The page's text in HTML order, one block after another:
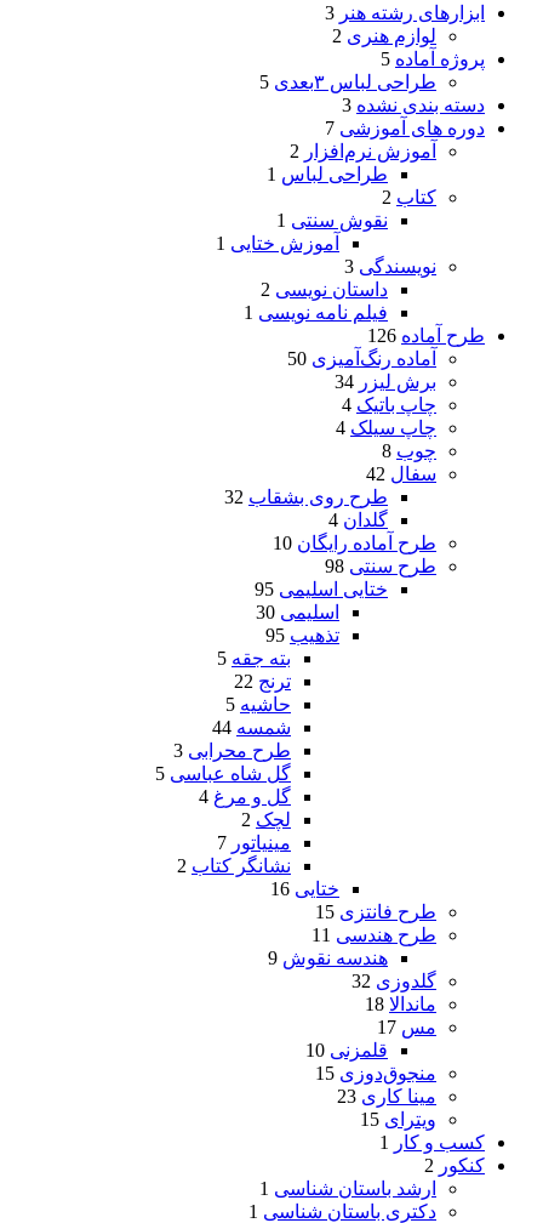
ابزارهای رشته هنر 3
لوازم هنری 2
پروژه آماده 5
طراحی لباس ۳بعدی
5
دسته بندی نشده 3
دوره های آموزشی 7
آموزش نرم‌افزار 2
طراحی لباس 1
کتاب 2
نقوش سنتی 1
آموزش ختایی 1
نویسندگی 3
داستان نویسی 2
فیلم نامه نویسی 1
طرح آماده 126
آماده رنگ‌آمیزی 50
برش لیزر 34
چاپ باتیک 4
چاپ سیلک 4
چوب 8
سفال 42
طرح روی بشقاب 32
گلدان 4
طرح آماده رایگان 10
طرح سنتی 98
ختایی اسلیمی 95
اسلیمی 30
تذهیب 95
بته جقه 5
ترنج 22
حاشیه 5
شمسه 44
طرح محرابی 3
گل شاه عباسی 5
گل و مرغ 4
لچک 2
مینیاتور 7
نشانگر کتاب 2
ختایی 16
طرح فانتزی 15
طرح هندسی 11
هندسه نقوش 9
گلدوزی 32
ماندالا 18
مس 17
قلمزنی 10
منجوق‌دوزی 15
مینا کاری 23
ویترای 15
کسب و کار
1
کنکور 2
ارشد باستان شناسی 1
دکتری باستان شناسی 1